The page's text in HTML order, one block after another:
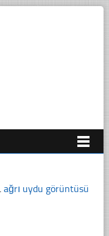
ağrı uydu görüntüsü